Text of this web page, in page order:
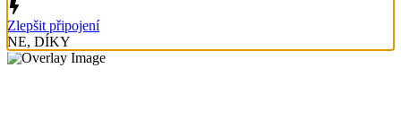
Zlepšit připojení
NE, DÍKY